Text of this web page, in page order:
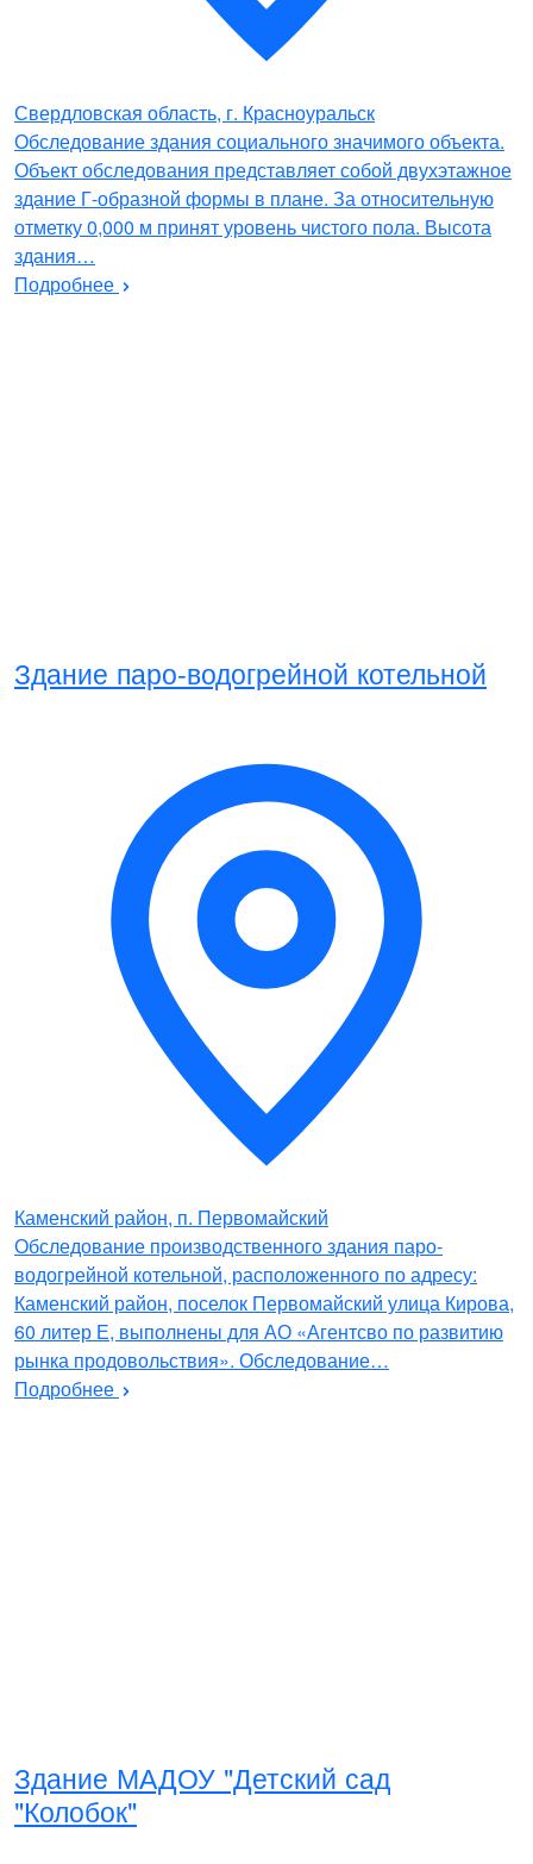
Свердловская область, г. Красноуральск
Обследование здания социального значимого объекта.
Объект обследования представляет собой двухэтажное
здание Г-образной формы в плане. За относительную
отметку 0,000 м принят уровень чистого пола. Высота
здания…
Подробнее
Здание паро-водогрейной котельной
Каменский район, п. Первомайский
Обследование производственного здания паро-
водогрейной котельной, расположенного по адресу:
Каменский район, поселок Первомайский улица Кирова,
60 литер Е, выполнены для АО «Агентсво по развитию
рынка продовольствия». Обследование…
Подробнее
Здание МАДОУ "Детский сад
"Колобок"